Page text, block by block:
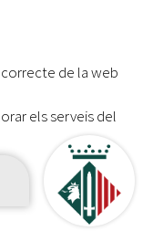
de la web
els serveis del